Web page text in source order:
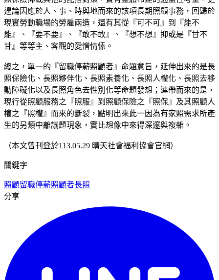
遑論因應於人、事、時與地而來的該項長期照顧事務，回歸於
現實勞動職場的勞雇兩造，還有其從『可不可』到『能不
能』、『要不要』、『敢不敢』、『想不想』抑或是『甘不
甘』等等主、客觀的愛憎情愫。
總之，單一的『留職停薪照顧者』命題意旨，延伸出來的是長
照保險化、長照夥伴化、長照素養化、長照人權化、長照去移
動障礙化以及長照角色去性別化等命題發想；連帶而來的是，
現行從照顧服務之『照服』到照顧保險之『照保』及其照顧人
權之『照權』而來的斷裂，點明出來此一因為有家照需求所產
生的另類中離議題現象，實比想像中來得深邃與複雜。
（本文曾刊登於113.05.29 晴天社會福利協會官網）
關鍵字
照顧留職停薪照顧者長照
分享